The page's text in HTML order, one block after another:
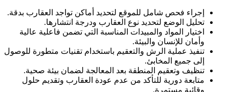
إجراء فحص شامل للموقع لتحديد أماكن تواجد العقارب بدقة.
تحليل الوضع لتحديد نوع العقارب ودرجة انتشارها.
اختيار المواد والمبيدات المناسبة التي تضمن فاعلية عالية
وأمان للإنسان والبيئة.
تنفيذ عملية الرش والتعقيم باستخدام تقنيات متطورة للوصول
إلى جميع المخابئ.
تنظيف وتعقيم المنطقة بعد المعالجة لضمان بيئة صحية.
متابعة دورية للتأكد من عدم عودة العقارب وتقديم حلول
وقائية مستمرة.